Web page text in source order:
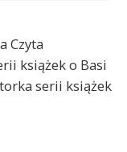
Czyta
książek o Basi
serii książek